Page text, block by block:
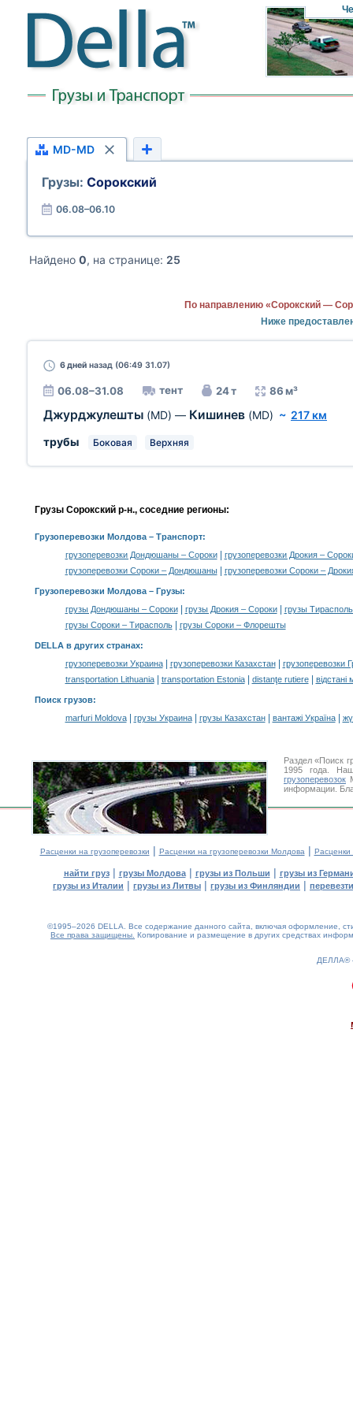
MD-MD
Грузы: Сорокский
06.08–06.10
Найдено 0, на странице: 25
По направлению «Сорокский —
Ниже
6 дней назад (06:49 31.07)
06.08–31.08 тент 24 т 86 м³
Джурджулешты (MD) — Кишинев (MD) ~ 217 км
трубы
Боковая Верхняя
Грузы Сорокский р-н., соседние регионы:
Грузоперевозки Молдова– Транспорт:
грузоперевозки Дондюшаны – Сороки|
грузоперевозки Дрокия –
грузоперевозки Сороки – Дондюшаны| грузоперевозки Сороки –
Грузоперевозки Молдова – Грузы:
грузы Дондюшаны – Сороки| грузы Дрокия – Сороки|
грузы
грузы Сороки – Тирасполь| грузы Сороки – Флорешты
DELLA в других странах:
грузоперевозки Украина| грузоперевозки Казахстан|
грузоперевозки
transportation Lithuania| transportation Estonia| distanţe rutiere| відстані
Поиск грузов:
marfuri Moldova| грузы Украина| грузы Казахстан| вантажі Україна|
Раздел «Поиск
1995 года.
грузоперевозок
информации.
Расценки на грузоперевозки | Расценки на грузоперевозки Молдова | Расценки
найти груз| грузы Молдова| грузы из Польши | грузы из
грузы из Италии | грузы из Литвы | грузы из Финляндии |
©1995–2026 DELLA. Все содержание данного сайта, включая оформление,
Все права защищены. Копирование и размещение в других средствах